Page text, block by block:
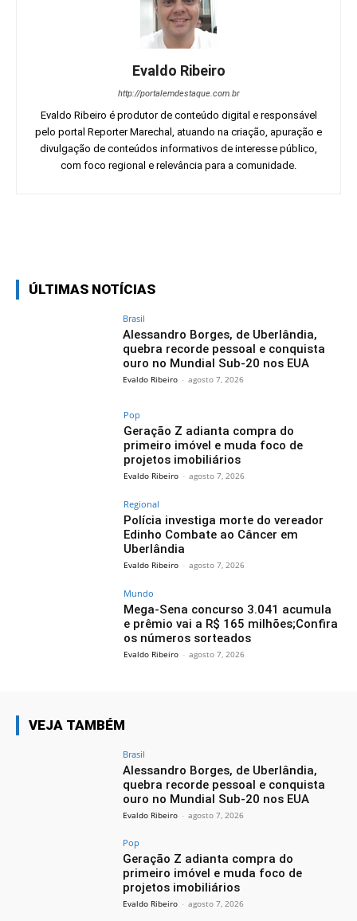
Evaldo Ribeiro
http://portalemdestaque.com.br
Evaldo Ribeiro é produtor de conteúdo digital e responsável
pelo portal Reporter Marechal, atuando na criação, apuração e
divulgação de conteúdos informativos de interesse público,
com foco regional e relevância para a comunidade.
ÚLTIMAS NOTÍCIAS
Brasil
Alessandro Borges, de Uberlândia,
quebra recorde pessoal e conquista
ouro no Mundial Sub-20 nos EUA
Evaldo Ribeiro - agosto 7, 2026
Pop
Geração Z adianta compra do
primeiro imóvel e muda foco de
projetos imobiliários
Evaldo Ribeiro - agosto 7, 2026
Regional
Polícia investiga morte do vereador
Edinho Combate ao Câncer em
Uberlândia
Evaldo Ribeiro - agosto 7, 2026
Mundo
Mega-Sena concurso 3.041 acumula
e prêmio vai a R$ 165 milhões;Confira
os números sorteados
Evaldo Ribeiro - agosto 7, 2026
VEJA TAMBÉM
Brasil
Alessandro Borges, de Uberlândia,
quebra recorde pessoal e conquista
ouro no Mundial Sub-20 nos EUA
Evaldo Ribeiro - agosto 7, 2026
Pop
Geração Z adianta compra do
primeiro imóvel e muda foco de
projetos imobiliários
Evaldo Ribeiro - agosto 7, 2026